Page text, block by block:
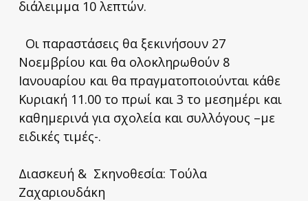
διάλειμμα 10 λεπτών.
Οι παραστάσεις θα ξεκινήσουν 27
Νοεμβρίου και θα ολοκληρωθούν 8
Ιανουαρίου και θα πραγματοποιούνται κάθε
Κυριακή 11.00 το πρωί και 3 το μεσημέρι και
καθημερινά για σχολεία και συλλόγους –με
ειδικές τιμές-.
Διασκευή & Σκηνοθεσία: Τούλα
Ζαχαριουδάκη